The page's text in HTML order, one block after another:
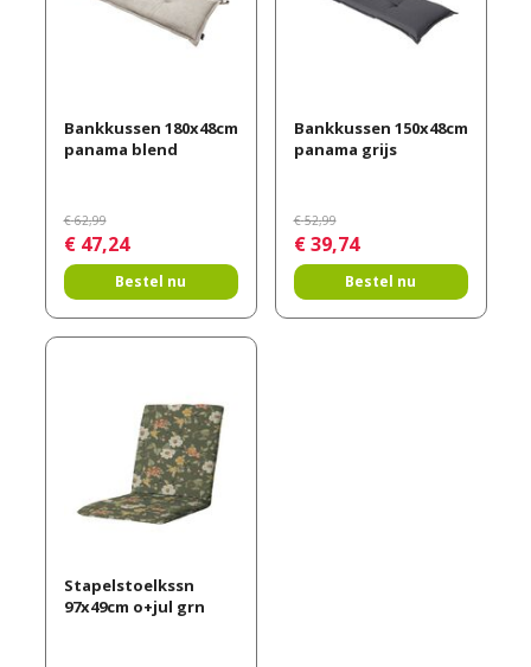
Bankkussen 180x48cm
panama blend
€ 62,99
€ 47,24
Bestel nu
Bankkussen 150x48cm
panama grijs
€ 52,99
€ 39,74
Bestel nu
Stapelstoelkssn
97x49cm o+jul grn